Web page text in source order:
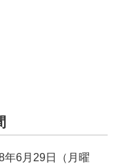
年6月29日（月曜